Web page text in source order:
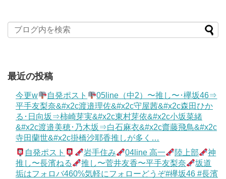
最近の投稿
今更w 自発ポスト
05line（中2）〜推し〜･欅坂46⇒
平手友梨奈&#x2c渡邉理佐&#x2c守屋茜&#x2c森田ひか
る･日向坂⇒柿崎芽実&#x2c東村芽依&#x2c小坂菜緒
&#x2c渡邉美穂･乃木坂⇒白石麻衣&#x2c齋藤飛鳥&#x2c
寺田蘭世&#x2c掛橋沙耶香推しが多く…
自発ポスト
岩手住み 04line 高一 陸上部
神
推し〜長濱ねる
推し〜菅井友香〜平手友梨奈
坂道
垢はフォロバ460%気軽にフォローどうぞ#欅坂46 #長濱